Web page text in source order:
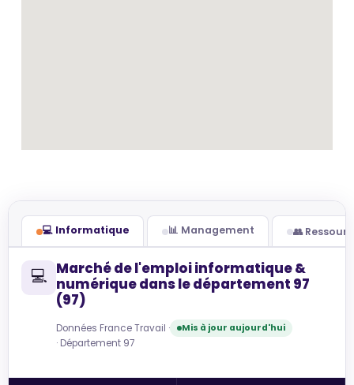
💻 Informatique 📊 Management 👥
💻 Marché de l'emploi informatique &
numérique dans le département 97
(97)
Données France Travail · Mis à jour aujourd'hui
· Département 97